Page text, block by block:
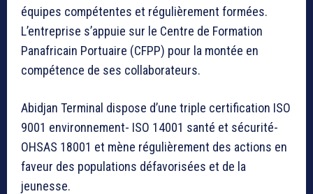
équipes compétentes et régulièrement formées.
L’entreprise s’appuie sur le Centre de Formation
Panafricain Portuaire (CFPP) pour la montée en
compétence de ses collaborateurs.
Abidjan Terminal dispose d’une triple certification ISO
9001 environnement- ISO 14001 santé et sécurité-
OHSAS 18001 et mène régulièrement des actions en
faveur des populations défavorisées et de la
jeunesse.